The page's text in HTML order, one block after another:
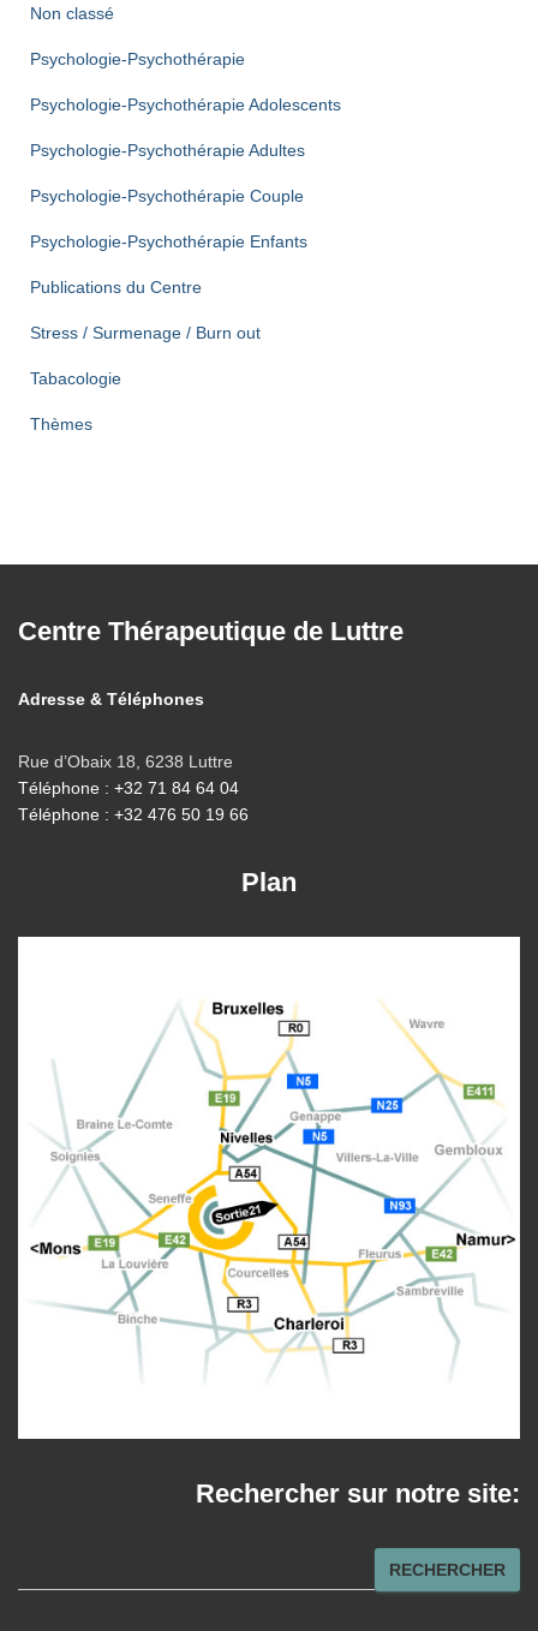
Non classé
Psychologie-Psychothérapie
Psychologie-Psychothérapie Adolescents
Psychologie-Psychothérapie Adultes
Psychologie-Psychothérapie Couple
Psychologie-Psychothérapie Enfants
Publications du Centre
Stress / Surmenage / Burn out
Tabacologie
Thèmes
Centre Thérapeutique de Luttre
Adresse & Téléphones
Rue d’Obaix 18, 6238 Luttre
Téléphone : +32 71 84 64 04
Téléphone : +32 476 50 19 66
Plan
Rechercher sur notre site:
e
RECHERCHER